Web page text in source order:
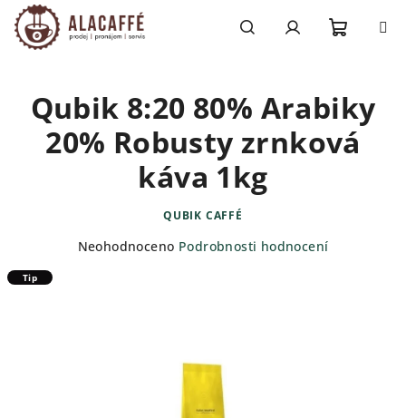
Přejít
na
obsah
košík
Qubik 8:20 80% Arabiky
20% Robusty zrnková
káva 1kg
QUBIK CAFFÉ
Průměrné
Neohodnoceno Podrobnosti hodnocení
Tip